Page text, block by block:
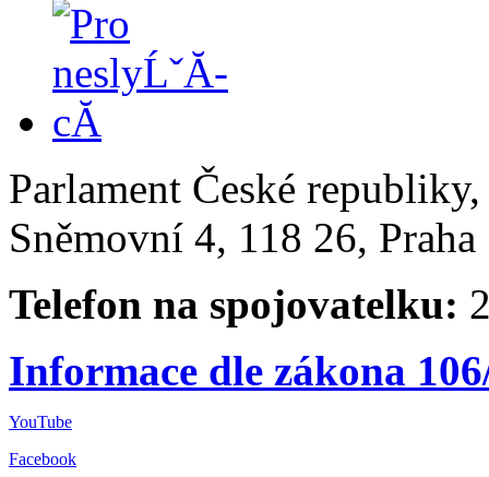
Parlament České
Sněmovní 4, 118 26,
Telefon na spojovatelku:
Informace dle zákona
YouTube
Facebook